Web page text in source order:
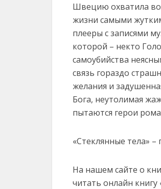
Швецию охватила
жизни самыми
плееры с записями
которой – некто
самоубийства
связь гораздо
желания и
Бога, неутолимая
пытаются герои
«Стеклянные тела»
На нашем сайте о
читать онлайн